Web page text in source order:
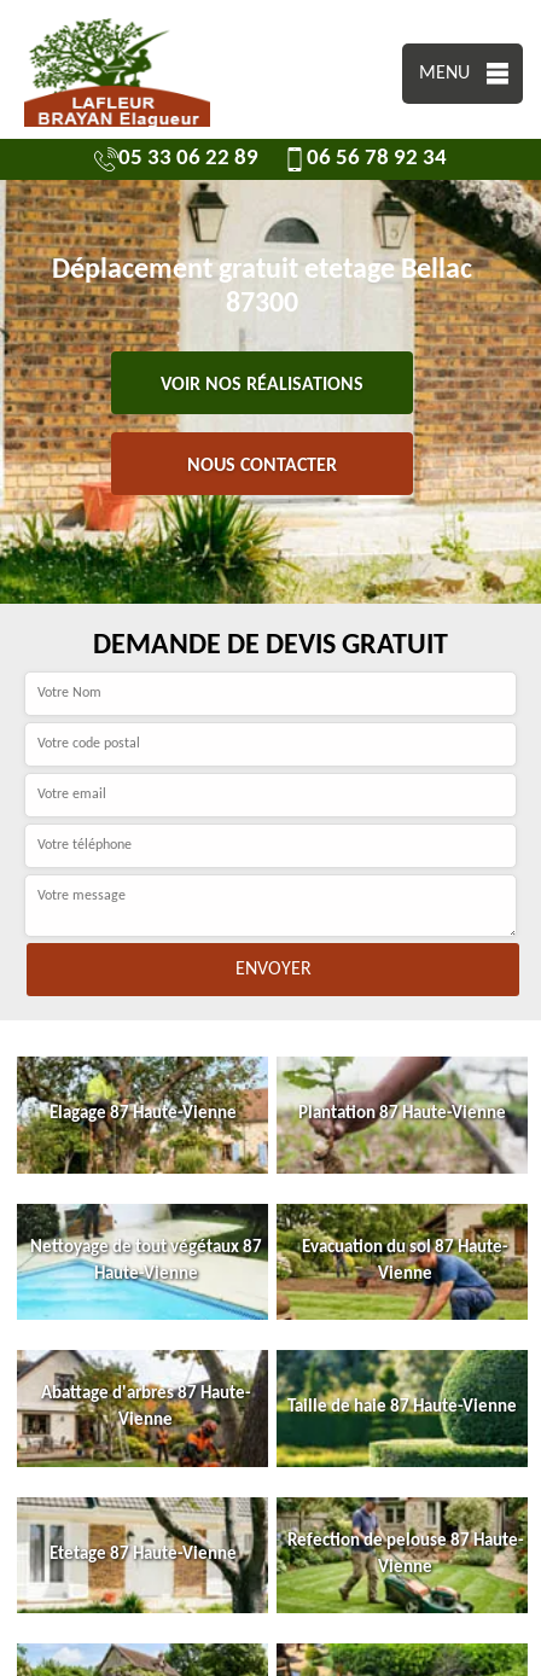
MENU
05 33 06 22 89 06 56 78 92 34
Déplacement gratuit etetage Bellac
87300
VOIR NOS RÉALISATIONS
NOUS CONTACTER
DEMANDE DE DEVIS GRATUIT
Elagage 87 Haute-Vienne Plantation 87 Haute-Vienne
Nettoyage de tout végétaux 87
Haute-Vienne
Evacuation du sol 87 Haute-
Vienne
Abattage d'arbres 87 Haute-
Vienne
Taille de haie 87 Haute-Vienne
Etetage 87 Haute-Vienne
Refection de pelouse 87 Haute-
Vienne